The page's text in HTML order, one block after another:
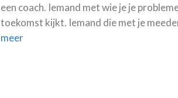
een coach. Iemand met wie je je
toekomst kijkt. Iemand die met je
meer